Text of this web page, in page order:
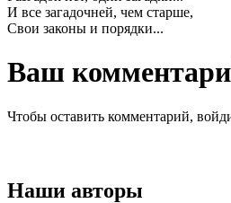
И все загадочней, чем старше,
Свои законы и порядки...
Ваш
Чтобы оставить комментарий,
Наши авторы